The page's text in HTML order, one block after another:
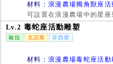
材料： 浪漫農場獨角獸座
可設置在浪漫農場中的星
Lv.2 毒蛇座活動雕塑
歐拉 克諾斯 菲西斯
材料： 浪漫農場毒蛇座活動